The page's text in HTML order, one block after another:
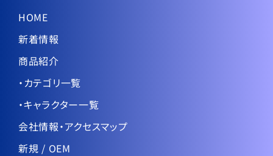
HOME
新着情報
商品紹介
・カテゴリ一覧
・キャラクター一覧
会社情報・アクセスマップ
新規 / OEM